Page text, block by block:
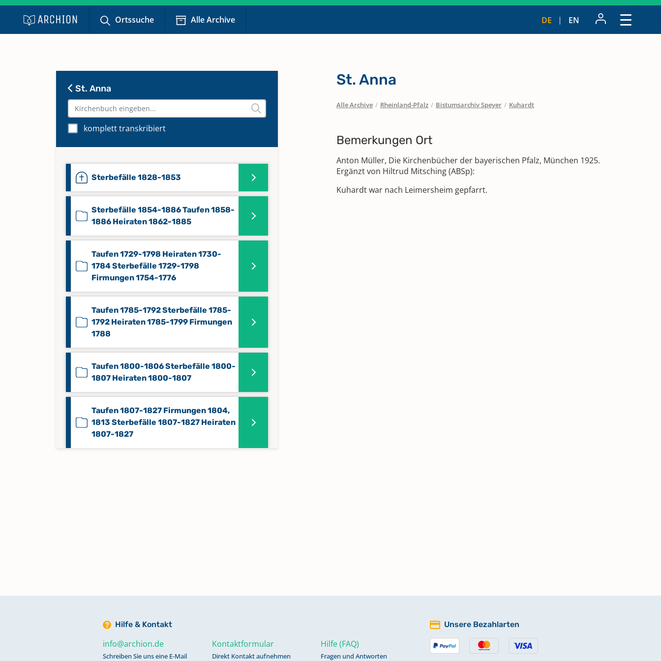
Ortssuche Alle Archive DE EN
St. Anna
komplett transkribiert
Sterbefälle 1828-1853
Sterbefälle 1854-1886 Taufen 1858-
1886 Heiraten 1862-1885
Taufen 1729-1798 Heiraten 1730-
1784 Sterbefälle 1729-1798
Firmungen 1754-1776
Taufen 1785-1792 Sterbefälle 1785-
1792 Heiraten 1785-1799 Firmungen
1788
Taufen 1800-1806 Sterbefälle 1800-
1807 Heiraten 1800-1807
Taufen 1807-1827 Firmungen 1804,
1813 Sterbefälle 1807-1827 Heiraten
1807-1827
St. Anna
Alle Archive / Rheinland-Pfalz / Bistumsarchiv Speyer / Kuhardt
Bemerkungen Ort
Anton Müller, Die Kirchenbücher der bayerischen Pfalz, München 1925.
Ergänzt von Hiltrud Mitsching (ABSp):
Kuhardt war nach Leimersheim gepfarrt.
Hilfe & Kontakt
info@archion.de
Schreiben Sie uns eine E-Mail
Kontaktformular
Direkt Kontakt aufnehmen
Hilfe (FAQ)
Fragen und Antworten
Unsere Bezahlarten